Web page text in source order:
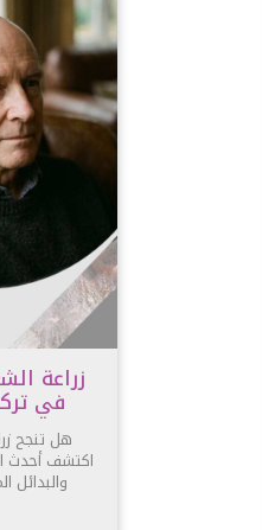
في
اكتشف أحدث
والبدائل